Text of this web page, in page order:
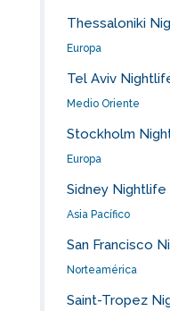
Thessaloniki
Europa
Tel Aviv
Medio Oriente
Stockholm
Europa
Sidney Nightlife
Asia Pacífico
San Francisco
Norteamérica
Saint-Tropez